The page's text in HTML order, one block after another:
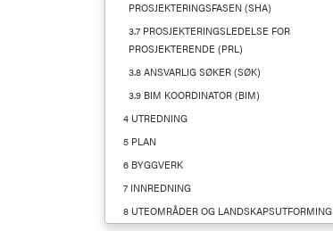
PROSJEKTERINGSFASEN (SHA)
3.7 PROSJEKTERINGSLEDELSE FOR
PROSJEKTERENDE (PRL)
3.8 ANSVARLIG SØKER (SØK)
3.9 BIM KOORDINATOR (BIM)
4 UTREDNING
5 PLAN
6 BYGGVERK
7 INNREDNING
8 UTEOMRÅDER OG LANDSKAPSUTFORMING